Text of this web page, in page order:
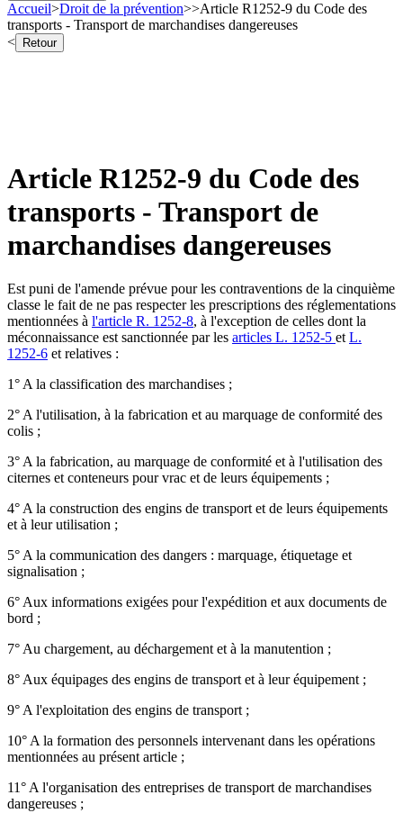
Accueil>Droit de la prévention>>Article R1252-9 du Code des
transports - Transport de marchandises dangereuses
<
Retour
Article R1252-9 du Code des
transports - Transport de
marchandises dangereuses
Est puni de l'amende prévue pour les contraventions de la cinquième
classe le fait de ne pas respecter les prescriptions des réglementations
mentionnées à l'article R. 1252-8, à l'exception de celles dont la
méconnaissance est sanctionnée par les articles L. 1252-5 et L.
1252-6 et relatives :
1° A la classification des marchandises ;
2° A l'utilisation, à la fabrication et au marquage de conformité des
colis ;
3° A la fabrication, au marquage de conformité et à l'utilisation des
citernes et conteneurs pour vrac et de leurs équipements ;
4° A la construction des engins de transport et de leurs équipements
et à leur utilisation ;
5° A la communication des dangers : marquage, étiquetage et
signalisation ;
6° Aux informations exigées pour l'expédition et aux documents de
bord ;
7° Au chargement, au déchargement et à la manutention ;
8° Aux équipages des engins de transport et à leur équipement ;
9° A l'exploitation des engins de transport ;
10° A la formation des personnels intervenant dans les opérations
mentionnées au présent article ;
11° A l'organisation des entreprises de transport de marchandises
dangereuses ;